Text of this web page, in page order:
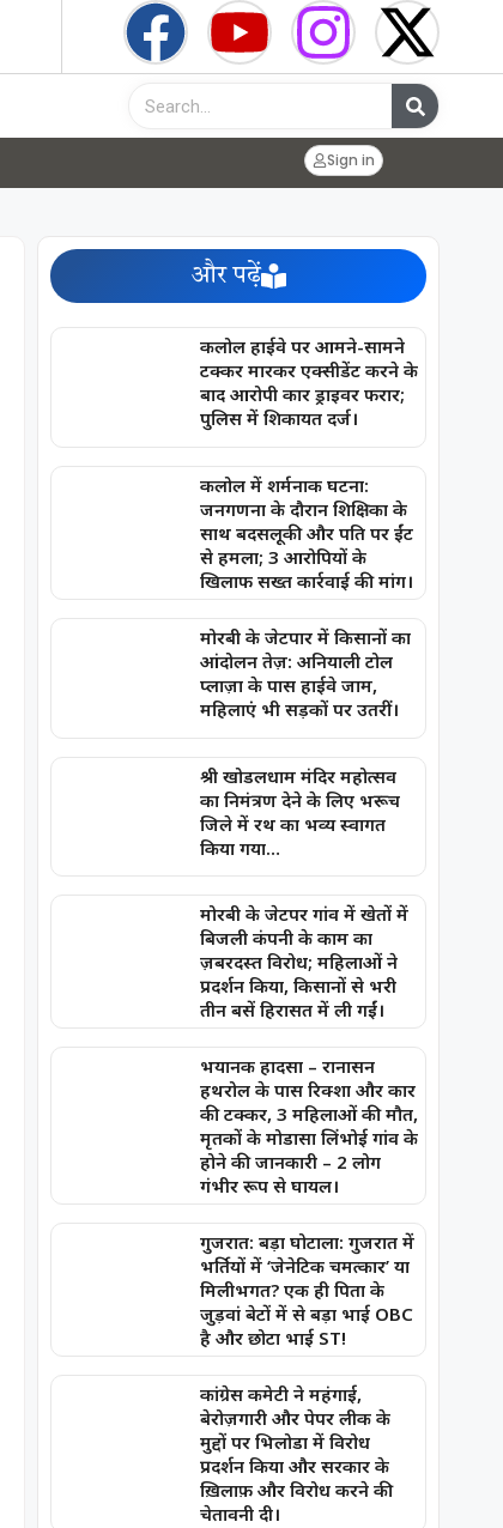
Sign in
और पढ़ें
कलोल हाईवे पर आमने-सामने
टक्कर मारकर एक्सीडेंट करने के
बाद आरोपी कार ड्राइवर फरार;
पुलिस में शिकायत दर्ज।
कलोल में शर्मनाक घटना:
जनगणना के दौरान शिक्षिका के
साथ बदसलूकी और पति पर ईंट
से हमला; 3 आरोपियों के
खिलाफ सख्त कार्रवाई की मांग।
मोरबी के जेटपार में किसानों का
आंदोलन तेज़: अनियाली टोल
प्लाज़ा के पास हाईवे जाम,
महिलाएं भी सड़कों पर उतरीं।
श्री खोडलधाम मंदिर महोत्सव
का निमंत्रण देने के लिए भरूच
जिले में रथ का भव्य स्वागत
किया गया…
मोरबी के जेटपर गांव में खेतों में
बिजली कंपनी के काम का
ज़बरदस्त विरोध; महिलाओं ने
प्रदर्शन किया, किसानों से भरी
तीन बसें हिरासत में ली गईं।
भयानक हादसा – रानासन
हथरोल के पास रिक्शा और कार
की टक्कर, 3 महिलाओं की मौत,
मृतकों के मोडासा लिंभोई गांव के
होने की जानकारी – 2 लोग
गंभीर रूप से घायल।
गुजरात: बड़ा घोटाला: गुजरात में
भर्तियों में ‘जेनेटिक चमत्कार’ या
मिलीभगत? एक ही पिता के
जुड़वां बेटों में से बड़ा भाई OBC
है और छोटा भाई ST!
कांग्रेस कमेटी ने महंगाई,
बेरोज़गारी और पेपर लीक के
मुद्दों पर भिलोडा में विरोध
प्रदर्शन किया और सरकार के
ख़िलाफ़ और विरोध करने की
चेतावनी दी।